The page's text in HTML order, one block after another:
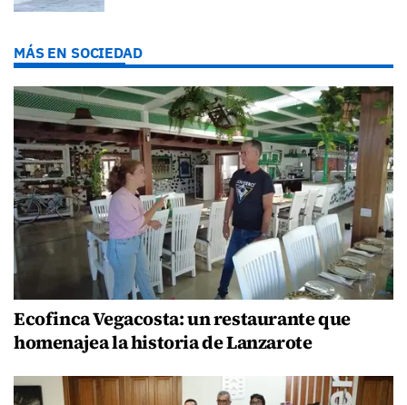
MÁS EN SOCIEDAD
Ecofinca Vegacosta: un restaurante que
homenajea la historia de Lanzarote